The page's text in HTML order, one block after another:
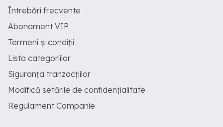
Întrebări frecvente
Abonament VIP
Termeni și condiții
Lista categoriilor
Siguranța tranzacțiilor
Modifică setările de confidențialitate
Regulament Campanie